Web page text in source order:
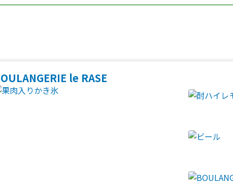
#中華
#団子 #クリームソーダ #サンドイッチ #わたあめ
le RASE